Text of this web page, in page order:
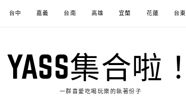
台中 嘉義 台南 高雄 宜蘭 花蓮 台東
YASS集合啦！
一群喜愛吃喝玩樂的執著份子